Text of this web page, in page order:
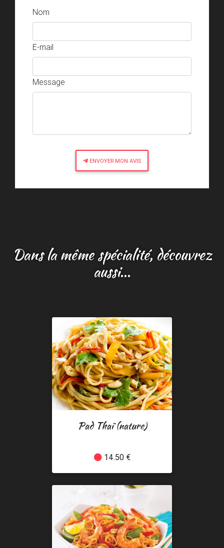
Nom
E-mail
Message
ENVOYER MON AVIS
Dans la même spécialité, découvrez
aussi...
Pad Thaï (nature)
14.50 €